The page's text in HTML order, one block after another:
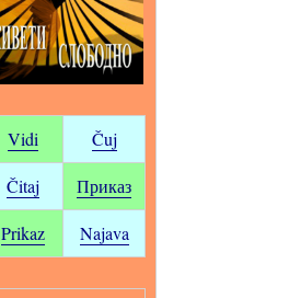
Vidi Čuj
Čitaj Приказ
Prikaz Najava